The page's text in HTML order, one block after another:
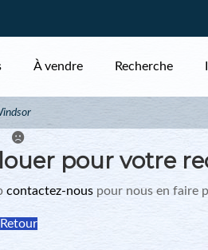
À vendre Recherche
pour votre
contactez-nous pour nous en faire
Retour